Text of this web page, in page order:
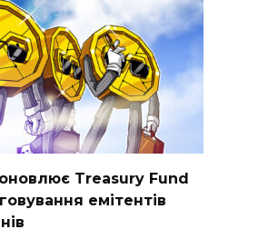
Treasury Fund
емітентів